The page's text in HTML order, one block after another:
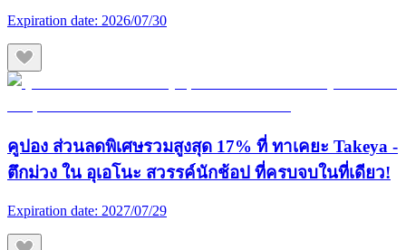
Expiration date: 2026/07/30
คูปอง ส่วนลดพิเศษรวมสูงสุด 17% ที่ ทาเคยะ Takeya -
ตึกม่วง ใน อุเอโนะ สวรรค์นักช้อป ที่ครบจบในที่เดียว!
Expiration date: 2027/07/29